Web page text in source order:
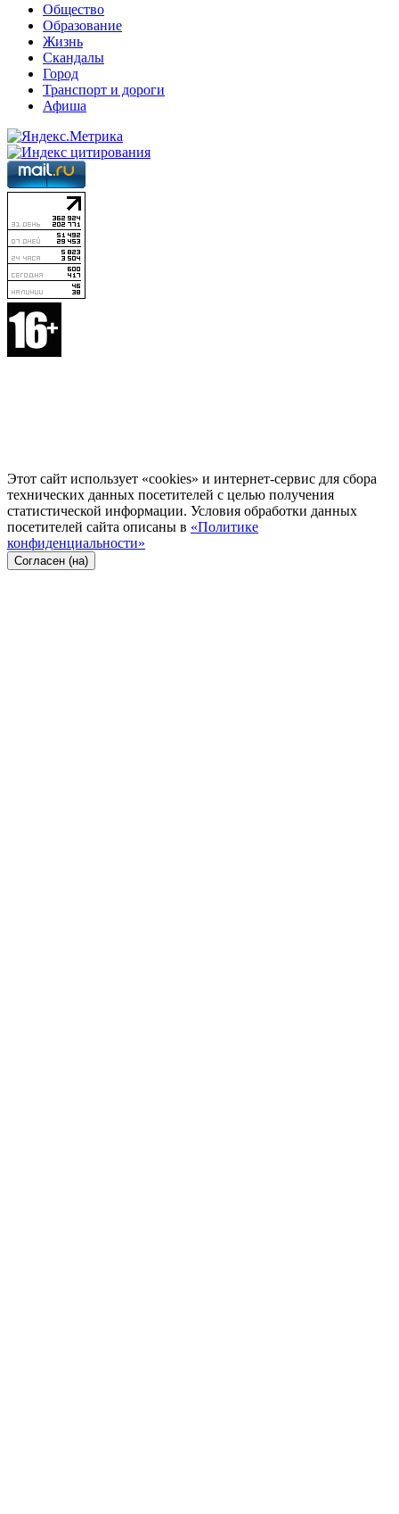
Общество
Образование
Жизнь
Скандалы
Город
Транспорт и дороги
Афиша
Этот сайт использует «cookies» и интернет-сервис для сбора
технических данных посетителей с целью получения
статистической информации. Условия обработки данных
посетителей сайта описаны в «Политике
конфиденциальности»
Согласен (на)